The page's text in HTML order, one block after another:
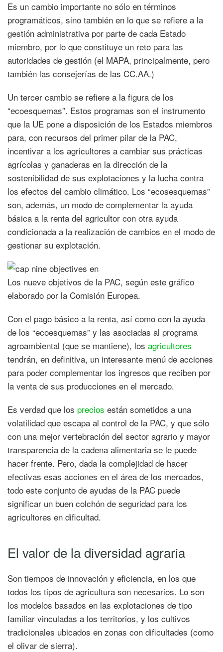
Es un cambio importante no sólo en términos
programáticos, sino también en lo que se refiere a la
gestión administrativa por parte de cada Estado
miembro, por lo que constituye un reto para las
autoridades de gestión (el MAPA, principalmente, pero
también las consejerías de las CC.AA.)
Un tercer cambio se refiere a la figura de los
“ecoesquemas”. Estos programas son el instrumento
que la UE pone a disposición de los Estados miembros
para, con recursos del primer pilar de la PAC,
incentivar a los agricultores a cambiar sus prácticas
agrícolas y ganaderas en la dirección de la
sostenibilidad de sus explotaciones y la lucha contra
los efectos del cambio climático. Los “ecosesquemas”
son, además, un modo de complementar la ayuda
básica a la renta del agricultor con otra ayuda
condicionada a la realización de cambios en el modo de
gestionar su explotación.
Los nueve objetivos de la PAC, según este gráfico
elaborado por la Comisión Europea.
Con el pago básico a la renta, así como con la ayuda
de los “ecoesquemas” y las asociadas al programa
agroambiental (que se mantiene), los agricultores
tendrán, en definitiva, un interesante menú de acciones
para poder complementar los ingresos que reciben por
la venta de sus producciones en el mercado.
Es verdad que los precios están sometidos a una
volatilidad que escapa al control de la PAC, y que sólo
con una mejor vertebración del sector agrario y mayor
transparencia de la cadena alimentaria se le puede
hacer frente. Pero, dada la complejidad de hacer
efectivas esas acciones en el área de los mercados,
todo este conjunto de ayudas de la PAC puede
significar un buen colchón de seguridad para los
agricultores en dificultad.
El valor de la diversidad agraria
Son tiempos de innovación y eficiencia, en los que
todos los tipos de agricultura son necesarios. Lo son
los modelos basados en las explotaciones de tipo
familiar vinculadas a los territorios, y los cultivos
tradicionales ubicados en zonas con dificultades (como
el olivar de sierra).